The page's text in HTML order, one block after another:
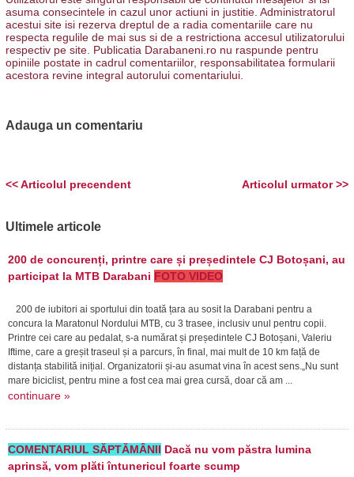
asuma consecintele in cazul unor actiuni in justitie. Administratorul
acestui site isi rezerva dreptul de a radia comentariile care nu
respecta regulile de mai sus si de a restrictiona accesul utilizatorului
respectiv pe site. Publicatia Darabaneni.ro nu raspunde pentru
opiniile postate in cadrul comentariilor, responsabilitatea formularii
acestora revine integral autorului comentariului.
Adauga un comentariu
Articolul urmator >>
<< Articolul precendent
Ultimele articole
200 de concurenți, printre care și președintele CJ Botoșani, au
participat la MTB Darabani FOTO VIDEO
200 de iubitori ai sportului din toată țara au sosit la Darabani pentru a
concura la Maratonul Nordului MTB, cu 3 trasee, inclusiv unul pentru copii.
Printre cei care au pedalat, s-a numărat și președintele CJ Botoșani, Valeriu
Iftime, care a greșit traseul și a parcurs, în final, mai mult de 10 km față de
distanța stabilită inițial. Organizatorii și-au asumat vina în acest sens.„Nu sunt
mare biciclist, pentru mine a fost cea mai grea cursă, doar că am ...
continuare »
COMENTARIUL SĂPTĂMÂNII Dacă nu vom păstra lumina
aprinsă, vom plăti întunericul foarte scump